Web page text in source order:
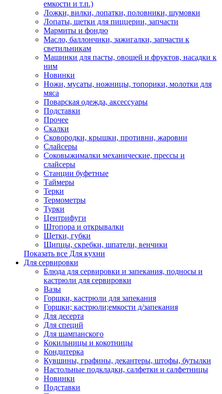
емкости и т.п.)
Ложки, вилки, лопатки, половники, шумовки
Лопаты, щетки для пиццерии, запчасти
Мармиты и фондю
Масло, баллончики, зажигалки, запчасти к
светильникам
Машинки для пасты, овощей и фруктов, насадки к
ним
Новинки
Ножи, мусаты, ножницы, топорики, молотки для
мяса
Поварская одежда, аксессуары
Подставки
Прочее
Скалки
Сковородки, крышки, противни, жаровни
Слайсеры
Соковыжималки механические, прессы и
слайсеры
Станции буфетные
Таймеры
Терки
Термометры
Турки
Центрифуги
Штопора и открывалки
Щетки, губки
Щипцы, скребки, шпатели, венчики
Показать все Для кухни
Для сервировки
Блюда для сервировки и запекания, подносы и
кастрюли для сервировки
Вазы
Горшки, кастрюли для запекания
Горшки; кастрюли;емкости д/запекания
Для десерта
Для специй
Для шампанского
Кокильницы и кокотницы
Кондитерка
Кувшины, графины, декантеры, штофы, бутылки
Настольные подкладки, салфетки и салфетницы
Новинки
Подставки